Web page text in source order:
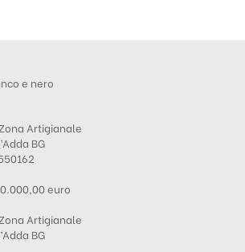
Artigianale
BG
euro
Artigianale
BG